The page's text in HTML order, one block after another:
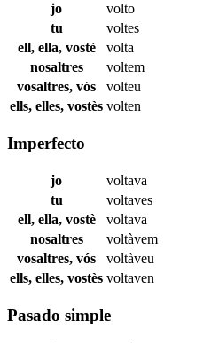
jo
volto
tu
voltes
ell, ella, vostè
volta
nosaltres
voltem
vosaltres, vós
volteu
ells, elles, vostès volten
Imperfecto
jo
voltava
tu
voltaves
ell, ella, vostè
voltava
nosaltres
voltàvem
vosaltres, vós
voltàveu
ells, elles, vostès voltaven
Pasado simple